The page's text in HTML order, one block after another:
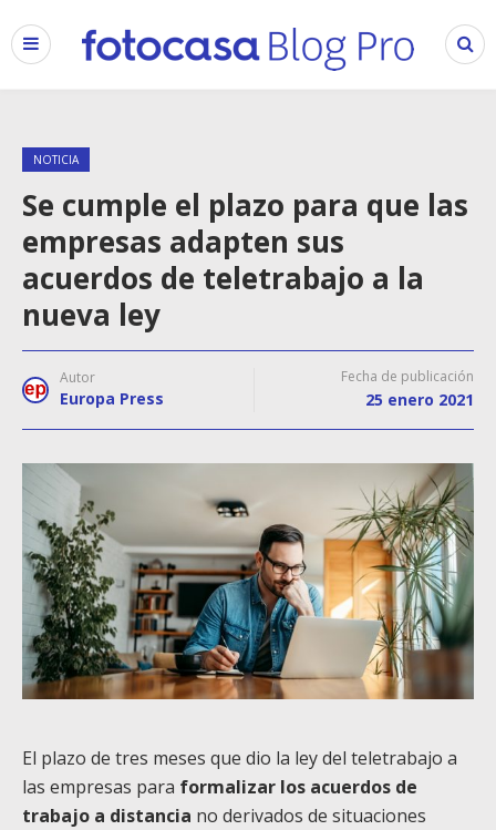
NOTICIA
Se cumple el plazo para que las
empresas adapten sus
acuerdos de teletrabajo a la
nueva ley
Autor
Europa Press
Fecha de publicación
25 enero 2021
El plazo de tres meses que dio la ley del teletrabajo a
las empresas para formalizar los acuerdos de
trabajo a distancia no derivados de situaciones